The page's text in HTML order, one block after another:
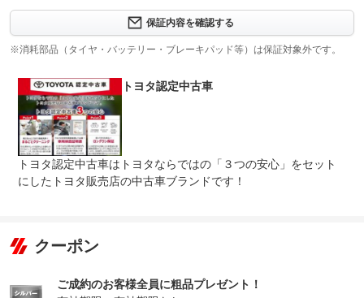
上限金額
免責金 無し
保証修理
受付先
-
法定整備
整備付 法定12ヶ月または法定24ヶ月点検整備付
※車検なし・車検整備付の場合は法定24ヶ月点検整備付
※商用車は6ヶ月または12ヶ月点検整備付
保証内容を確認する
※消耗部品（タイヤ・バッテリー・ブレーキパッド等）は保証対象外です。
トヨタ認定中古車
トヨタ認定中古車はトヨタならではの「３つの安心」をセット
にしたトヨタ販売店の中古車ブランドです！
クーポン
ご成約のお客様全員に粗品プレゼント！